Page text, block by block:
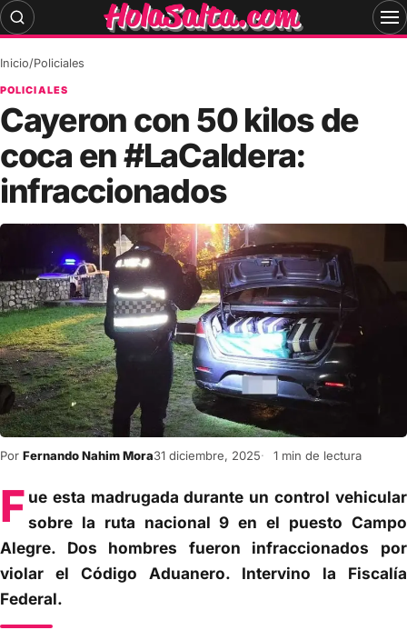
Skip
to
Inicio/Policiales
POLICIALES
Cayeron con 50 kilos de
coca en #LaCaldera:
infraccionados
Por Fernando Nahim Mora31 diciembre, 2025 1 min de lectura
F ue esta madrugada durante un control vehicular
sobre la ruta nacional 9 en el puesto Campo
Alegre. Dos hombres fueron infraccionados por
violar el Código Aduanero. Intervino la Fiscalía
Federal.